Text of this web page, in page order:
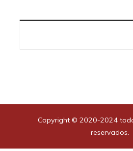
Copyright © 2020-2024
reservados.